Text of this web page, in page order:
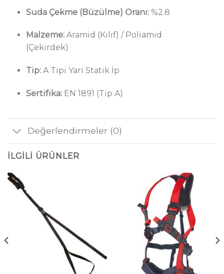
Suda Çekme (Büzülme) Oranı:%2.8
Malzeme:Aramid (Kılıf) / Poliamid
(Çekirdek)
Tip:A Tipi Yarı Statik İp
Sertifika:EN 1891 (Tip A)
Değerlendirmeler (0)
İLGILI ÜRÜNLER